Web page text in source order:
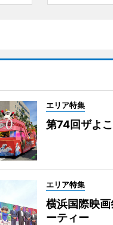
エリア特集
第74回ザよ
エリア特集
横浜国際映
ーティー